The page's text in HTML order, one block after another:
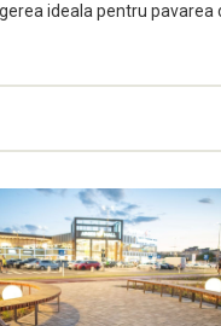
ideala pentru pavarea